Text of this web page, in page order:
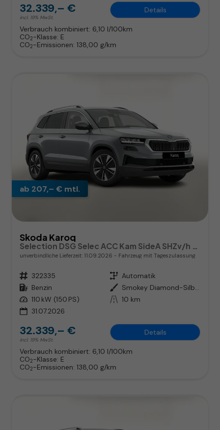
32.339,– €
incl. 19% MwSt.
Details
Verbrauch kombiniert: 6,10 l/100km
CO2-Klasse: E
CO2-Emissionen: 138,00 g/km
ab 207,– € mtl.
Skoda Karoq
unverbindliche Lieferzeit: 11.09.2026 Fahrzeug mit Tageszulassung
Fahrzeugnr. 322335 Getriebe Automatik
Kraftstoff Benzin Außenfarbe
Smokey Diamond-Silber Metallic
Leistung 110 kW (150 PS) Kilometerstand 10 km
31.07.2026
32.339,– €
incl. 19% MwSt.
Details
Verbrauch kombiniert: 6,10 l/100km
CO2-Klasse: E
CO2-Emissionen: 138,00 g/km